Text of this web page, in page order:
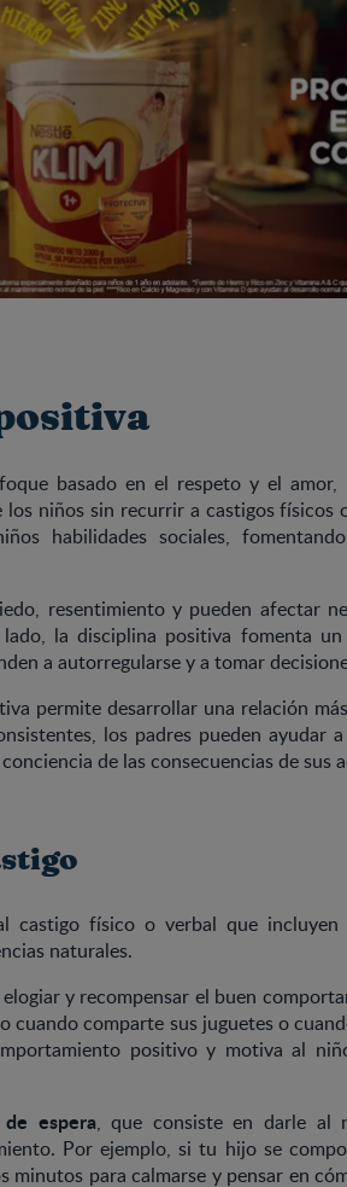
basado en el respeto y el amor,
niños sin recurrir a castigos físicos
habilidades sociales,
resentimiento y pueden afectar
la disciplina positiva fomenta
a autorregularse y a tomar
permite desarrollar una relación
los padres pueden ayudar
de las consecuencias de sus
castigo físico o verbal que
naturales.
y recompensar el buen
cuando comparte sus juguetes o
positivo y motiva al
espera, que consiste en darle al
Por ejemplo, si tu hijo se
minutos para calmarse y pensar en